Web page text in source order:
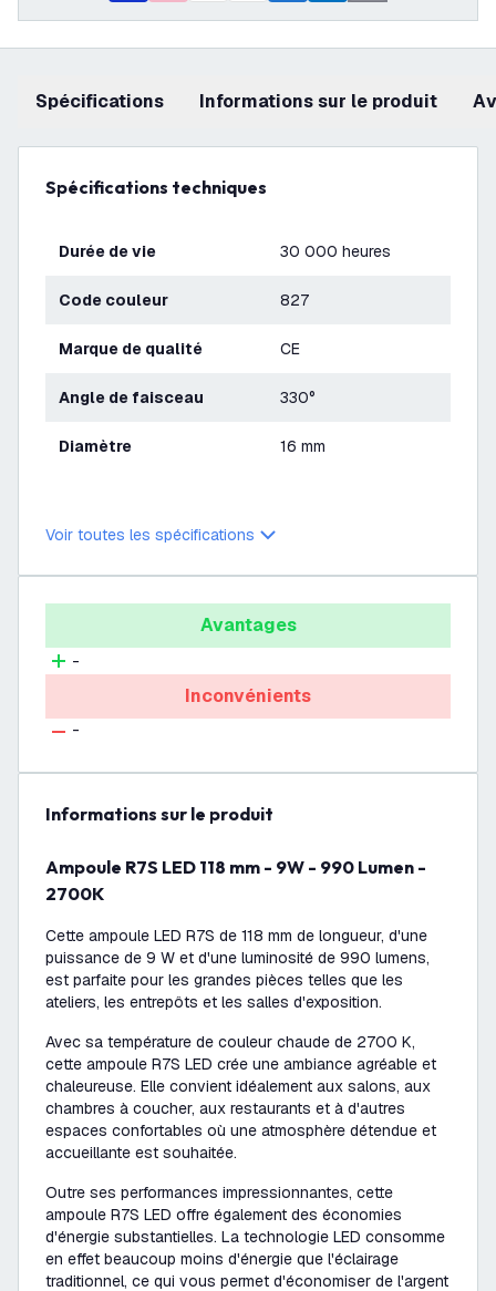
Spécifications Informations sur le produit
Spécifications techniques
Durée de vie 30 000 heures
Code couleur 827
Marque de qualité CE
Angle de faisceau 330°
Diamètre 16 mm
Voir toutes les spécifications
Avantages
-
Inconvénients
-
Informations sur le produit
Ampoule R7S LED 118 mm - 9W - 990 Lumen -
2700K
Cette ampoule LED R7S de 118 mm de longueur, d'une
puissance de 9 W et d'une luminosité de 990 lumens,
est parfaite pour les grandes pièces telles que les
ateliers, les entrepôts et les salles d'exposition.
Avec sa température de couleur chaude de 2700 K,
cette ampoule R7S LED crée une ambiance agréable et
chaleureuse. Elle convient idéalement aux salons, aux
chambres à coucher, aux restaurants et à d'autres
espaces confortables où une atmosphère détendue et
accueillante est souhaitée.
Outre ses performances impressionnantes, cette
ampoule R7S LED offre également des économies
d'énergie substantielles. La technologie LED consomme
en effet beaucoup moins d'énergie que l'éclairage
traditionnel, ce qui vous permet d'économiser de l'argent